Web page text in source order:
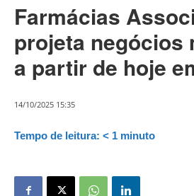
Farmácias
projeta negócios
a partir de hoje
14/10/2025 15:35
Tempo de leitura: < 1 minuto